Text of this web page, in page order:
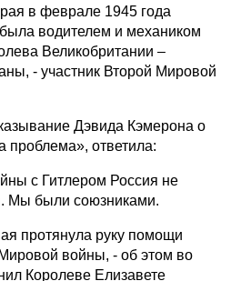
в феврале 1945 года
водителем и механиком
Великобритании –
- участник Второй Мировой
Дэвида Кэмерона о
проблема», ответила:
с Гитлером Россия не
Мы были союзниками.
протянула руку помощи
войны, - об этом во
Королеве Елизавете